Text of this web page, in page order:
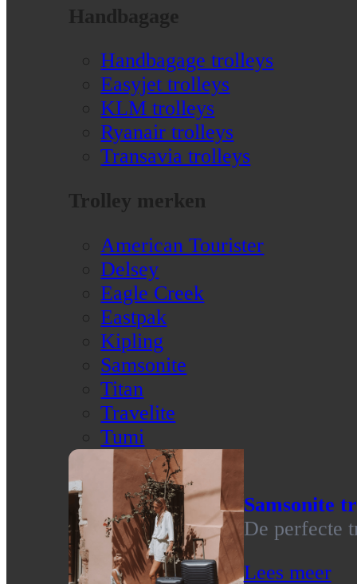
Handbagage
Handbagage trolleys
Easyjet trolleys
KLM trolleys
Ryanair trolleys
Transavia trolleys
Trolley merken
American Tourister
Delsey
Eagle Creek
Eastpak
Kipling
Samsonite
Titan
Travelite
Tumi
Samsonite
De perfecte
Lees meer